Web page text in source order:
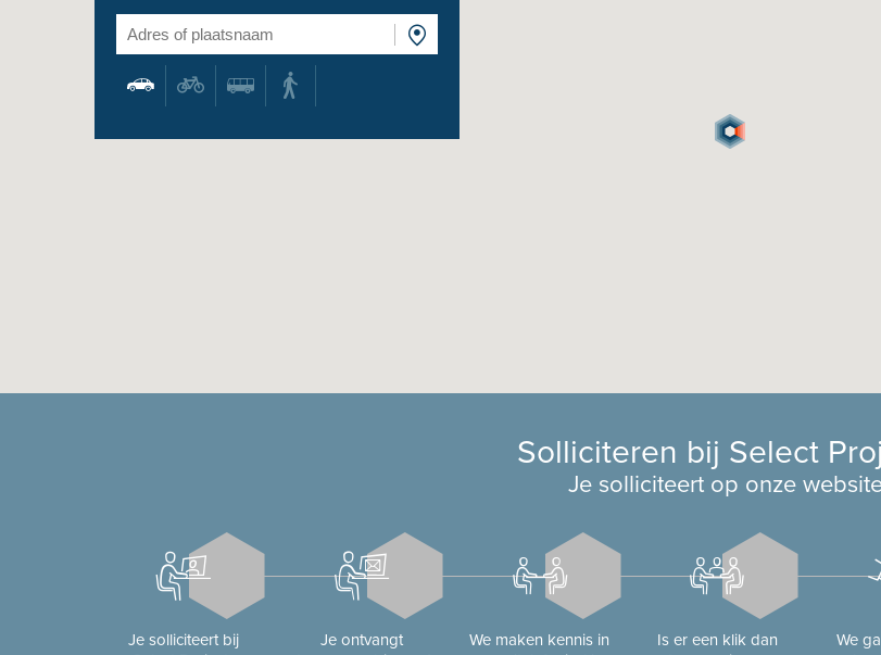
Solliciteren bij Select
Je solliciteert op onze
Je solliciteert bij
Je ontvangt
We maken kennis in
Is er een klik dan
We